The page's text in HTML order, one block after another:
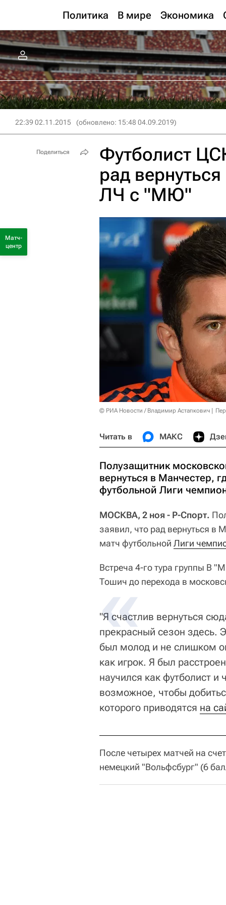
Политика В мире Экономика
22:39 02.11.2015 (обновлено: 15:48 04.09.2019)
Футболист
рад
ЛЧ с "МЮ"
© РИА Новости / Владимир Астапкович
Читать в МАКС
Полузащитник
вернуться в Манчестер,
футбольной Лиги
МОСКВА, 2 ноя - Р-Спорт.
заявил, что рад вернуться в
матч футбольной Лиги
Встреча 4-го тура группы B
Тошич до перехода в
"Я счастлив вернуться
прекрасный сезон здесь.
был молод и не слишком
как игрок. Я был
научился как футболист
возможное, чтобы
которого приводятся на
После четырех матчей на
немецкий "Вольфсбург" (6
Поделиться
Матч-
центр